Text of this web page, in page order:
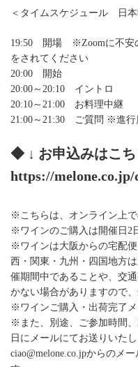
＜タイムスケジュール 日本
19:50 開場 ※Zoomに不安
をされてください
20:00 開始
20:00～20:10 イントロ
20:10～21:00 お料理中継
21:00～21:30 ご質問 ※進行
◆ ↓ お申込みはこち
https://melone.co.jp/
※こちらは、オンライン上で
※ワインのご購入は開催日2
※ワインは大阪からの宅配
西・関東・九州・四国地方
催期間中であることや、交
かない場合がありますので
※ワインご購入・出荷完了メ
※また、別途、ご参加時間
日にメールにてお送りいたし
ciao@melone.co.jpからのメ